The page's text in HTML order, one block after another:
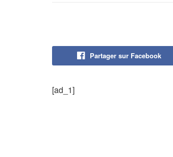
Partager sur Facebook
[ad_1]